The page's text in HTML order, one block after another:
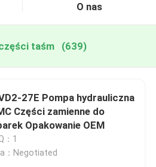
O nas
taśm (639)
27E Pompa hydrauliczna
Części zamienne do
Opakowanie OEM
：1
：Negotiated